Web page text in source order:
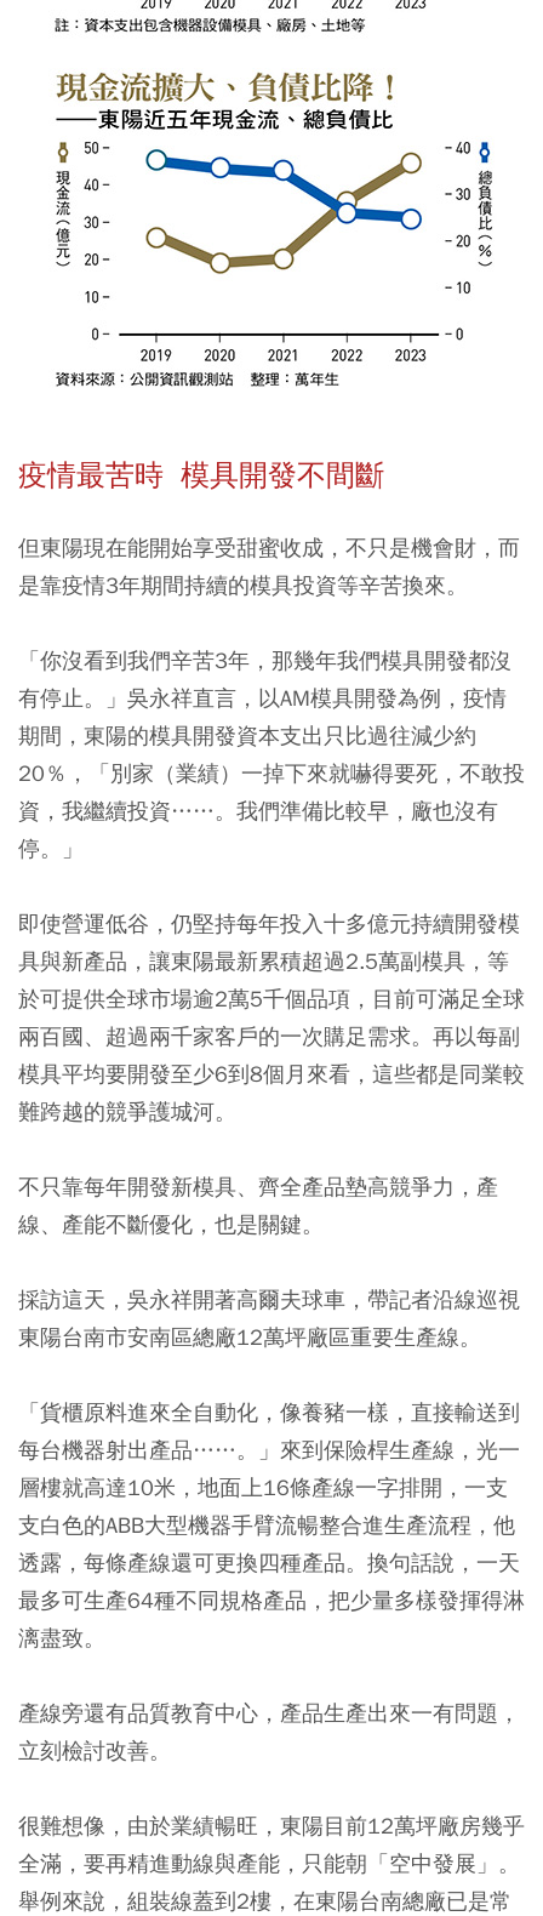
疫情最苦時 模具開發不間斷
但東陽現在能開始享受甜蜜收成，不只是機會財，而
是靠疫情3年期間持續的模具投資等辛苦換來。
「你沒看到我們辛苦3年，那幾年我們模具開發都沒
有停止。」吳永祥直言，以AM模具開發為例，疫情
期間，東陽的模具開發資本支出只比過往減少約
20％，「別家（業績）一掉下來就嚇得要死，不敢投
資，我繼續投資……。我們準備比較早，廠也沒有
停。」
即使營運低谷，仍堅持每年投入十多億元持續開發模
具與新產品，讓東陽最新累積超過2.5萬副模具，等
於可提供全球市場逾2萬5千個品項，目前可滿足全球
兩百國、超過兩千家客戶的一次購足需求。再以每副
模具平均要開發至少6到8個月來看，這些都是同業較
難跨越的競爭護城河。
不只靠每年開發新模具、齊全產品墊高競爭力，產
線、產能不斷優化，也是關鍵。
採訪這天，吳永祥開著高爾夫球車，帶記者沿線巡視
東陽台南市安南區總廠12萬坪廠區重要生產線。
「貨櫃原料進來全自動化，像養豬一樣，直接輸送到
每台機器射出產品……。」來到保險桿生產線，光一
層樓就高達10米，地面上16條產線一字排開，一支
支白色的ABB大型機器手臂流暢整合進生產流程，他
透露，每條產線還可更換四種產品。換句話說，一天
最多可生產64種不同規格產品，把少量多樣發揮得淋
漓盡致。
產線旁還有品質教育中心，產品生產出來一有問題，
立刻檢討改善。
很難想像，由於業績暢旺，東陽目前12萬坪廠房幾乎
全滿，要再精進動線與產能，只能朝「空中發展」。
舉例來說，組裝線蓋到2樓，在東陽台南總廠已是常